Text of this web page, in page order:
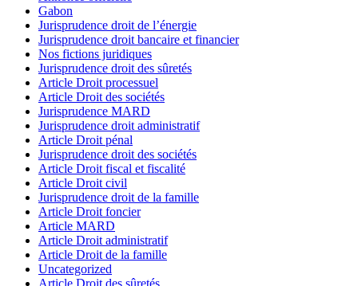
Gabon
Jurisprudence droit de l’énergie
Jurisprudence droit bancaire et financier
Nos fictions juridiques
Jurisprudence droit des sûretés
Article Droit processuel
Article Droit des sociétés
Jurisprudence MARD
Jurisprudence droit administratif
Article Droit pénal
Jurisprudence droit des sociétés
Article Droit fiscal et fiscalité
Article Droit civil
Jurisprudence droit de la famille
Article Droit foncier
Article MARD
Article Droit administratif
Article Droit de la famille
Uncategorized
Article Droit des sûretés